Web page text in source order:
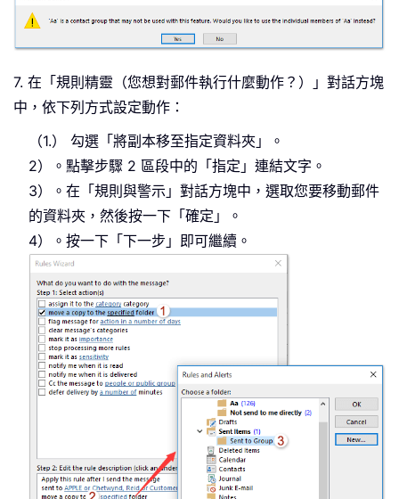
7. 在「規則精靈（您想對郵件執行什麼動作？）」對話方塊
中，依下列方式設定動作：
（1.） 勾選「將副本移至指定資料夾」。
2）。點擊步驟 2 區段中的「指定」連結文字。
3）。在「規則與警示」對話方塊中，選取您要移動郵件
的資料夾，然後按一下「確定」。
4）。按一下「下一步」即可繼續。